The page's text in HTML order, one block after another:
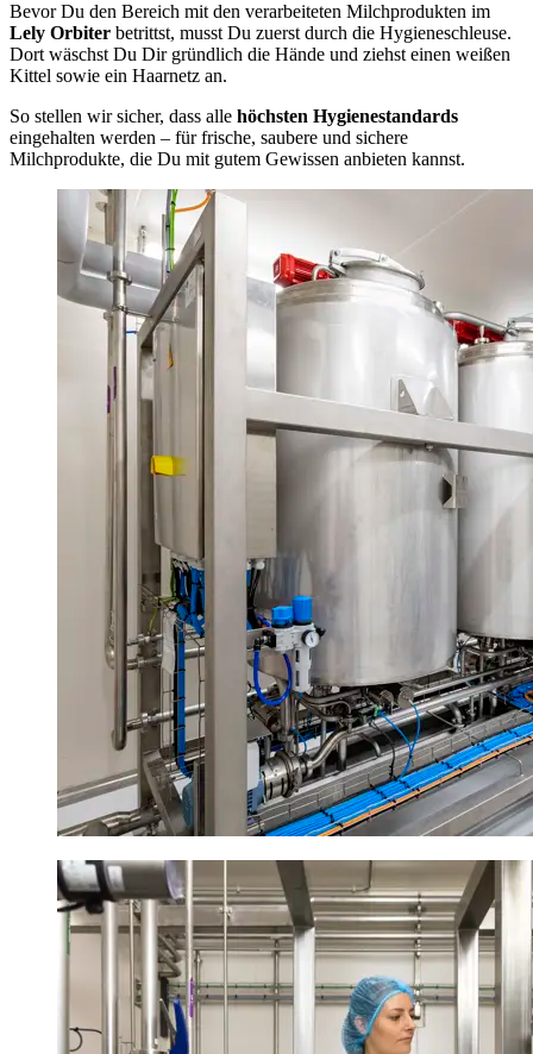
Bevor Du den Bereich mit den verarbeiteten Milchprodukten im
Lely Orbiter betrittst, musst Du zuerst durch die Hygieneschleuse.
Dort wäschst Du Dir gründlich die Hände und ziehst einen weißen
Kittel sowie ein Haarnetz an.
So stellen wir sicher, dass alle höchsten Hygienestandards
eingehalten werden – für frische, saubere und sichere
Milchprodukte, die Du mit gutem Gewissen anbieten kannst.